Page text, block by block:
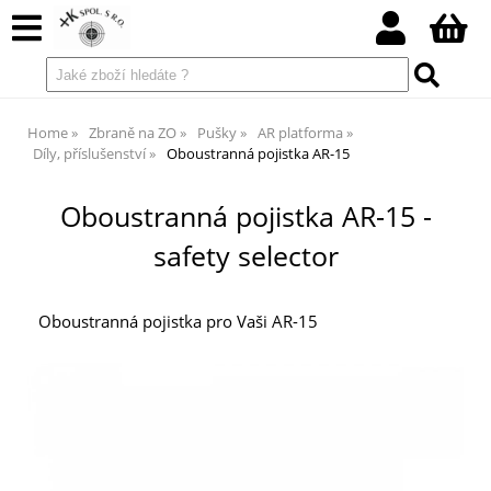
Home Zbraně na ZO Pušky
AR platforma
Díly, příslušenství
Oboustranná pojistka AR-15
Oboustranná pojistka AR-15 -
safety selector
Oboustranná pojistka pro Vaši AR-15